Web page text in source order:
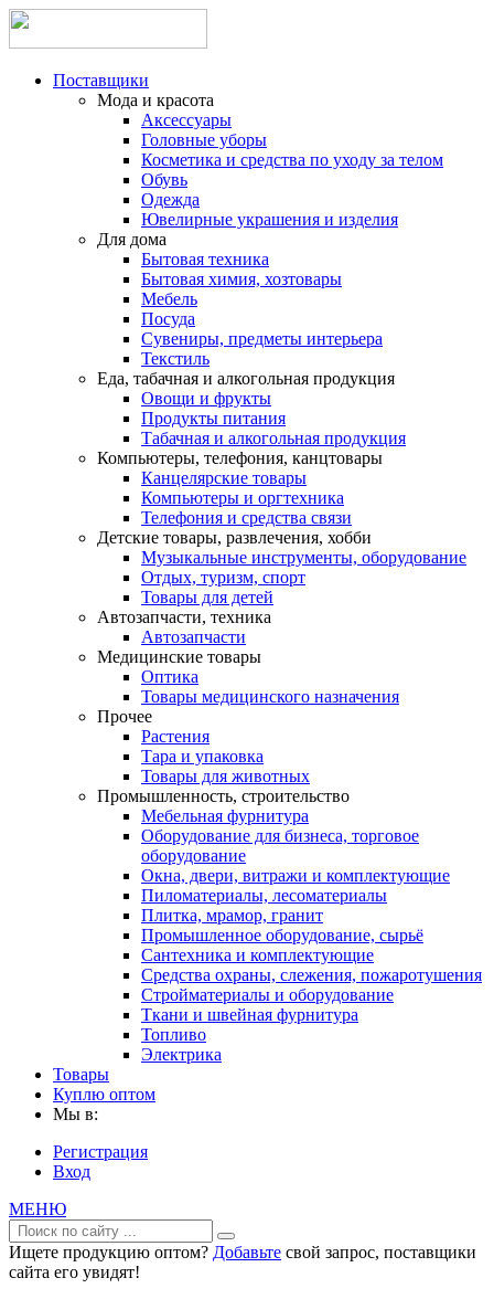
Поставщики
Мода и красота
Аксессуары
Головные уборы
Косметика и средства по уходу за телом
Обувь
Одежда
Ювелирные украшения и изделия
Для дома
Бытовая техника
Бытовая химия, хозтовары
Мебель
Посуда
Сувениры, предметы интерьера
Текстиль
Еда, табачная и алкогольная продукция
Овощи и фрукты
Продукты питания
Табачная и алкогольная продукция
Компьютеры, телефония, канцтовары
Канцелярские товары
Компьютеры и оргтехника
Телефония и средства связи
Детские товары, развлечения, хобби
Музыкальные инструменты, оборудование
Отдых, туризм, спорт
Товары для детей
Автозапчасти, техника
Автозапчасти
Медицинские товары
Оптика
Товары медицинского назначения
Прочее
Растения
Тара и упаковка
Товары для животных
Промышленность, строительство
Мебельная фурнитура
Оборудование для бизнеса, торговое
оборудование
Окна, двери, витражи и комплектующие
Пиломатериалы, лесоматериалы
Плитка, мрамор, гранит
Промышленное оборудование, сырьё
Сантехника и комплектующие
Средства охраны, слежения, пожаротушения
Стройматериалы и оборудование
Ткани и швейная фурнитура
Топливо
Электрика
Товары
Куплю оптом
Мы в:
Регистрация
Вход
МЕНЮ
Ищете продукцию оптом? Добавьте свой запрос, поставщики
сайта его увидят!